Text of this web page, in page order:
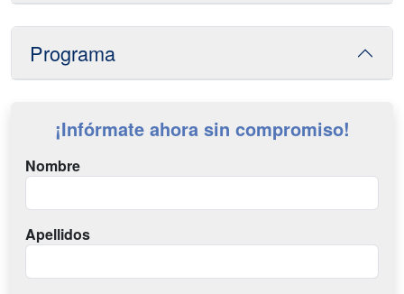
Programa
¡Infórmate ahora sin compromiso!
Nombre
Apellidos